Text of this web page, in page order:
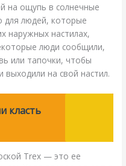
на ощупь в солнечные
для людей, которые
наружных настилах,
люди сообщили,
или тапочки, чтобы
на свой настил.
класть
Trex — это ее